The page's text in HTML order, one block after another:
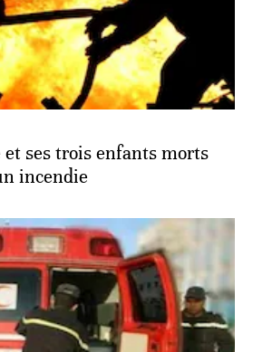
ses trois enfants morts
incendie